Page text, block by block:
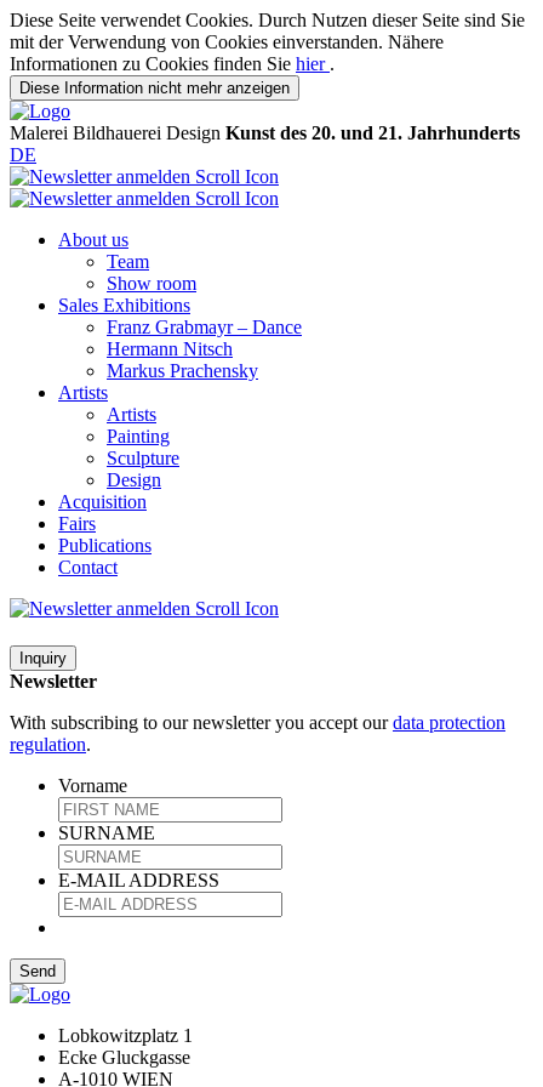
Diese Seite verwendet Cookies. Durch Nutzen dieser Seite sind Sie
mit der Verwendung von Cookies einverstanden. Nähere
Informationen zu Cookies finden Sie hier .
Diese Information nicht mehr anzeigen
Malerei Bildhauerei Design Kunst des 20. und 21. Jahrhunderts
DE
About us
Team
Show room
Sales Exhibitions
Franz Grabmayr – Dance
Hermann Nitsch
Markus Prachensky
Artists
Artists
Painting
Sculpture
Design
Acquisition
Fairs
Publications
Contact
Inquiry
Newsletter
With subscribing to our newsletter you accept ourdata protection
regulation.
Vorname
SURNAME
E-MAIL ADDRESS
Lobkowitzplatz 1
Ecke Gluckgasse
A-1010 WIEN